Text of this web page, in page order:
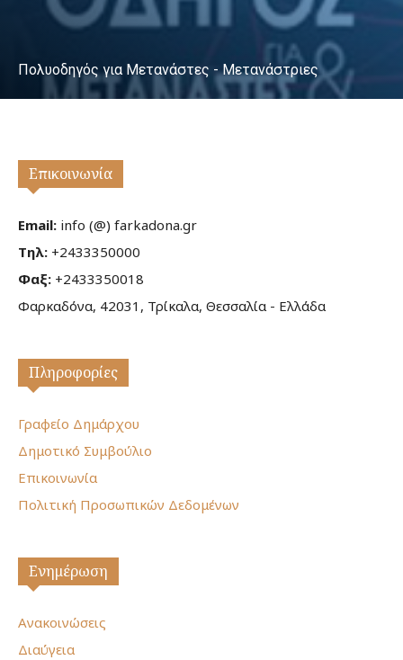
Πολυοδηγός για Μετανάστες - Μετανάστριες
Επικοινωνία
Email: info (@) farkadona.gr
Τηλ: +2433350000
Φαξ: +2433350018
Φαρκαδόνα, 42031, Τρίκαλα, Θεσσαλία - Ελλάδα
Πληροφορίες
Γραφείο Δημάρχου
Δημοτικό Συμβούλιο
Επικοινωνία
Πολιτική Προσωπικών Δεδομένων
Ενημέρωση
Ανακοινώσεις
Διαύγεια